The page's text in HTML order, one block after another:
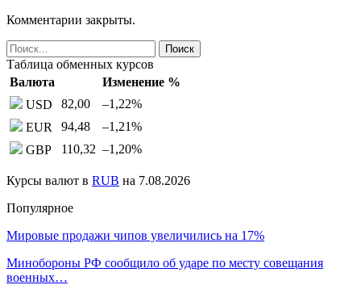
Комментарии закрыты.
Таблица обменных курсов
Валюта
Изменение %
USD
82,00 –1,22%
EUR
94,48 –1,21%
GBP
110,32 –1,20%
Курсы валют в RUB на 7.08.2026
Популярное
Мировые продажи чипов увеличились на 17%
Минобороны РФ сообщило об ударе по месту совещания
военных…